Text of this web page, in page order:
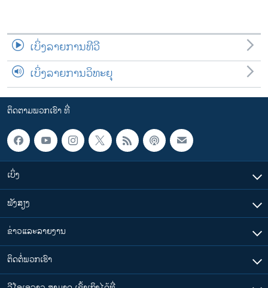
ເບິ່ງລາຍການທີວີ
ເບິ່ງລາຍການວິທະຍຸ
ຕິດຕາມພວກເຮົາ ທີ່
ເບິ່ງ
ຟັງສຽງ
ຂ່າວແລະລາຍງານ
ຕິດຕໍ່ພວກເຮົາ